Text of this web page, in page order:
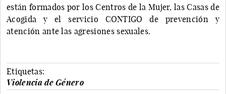
están formados por los Centros de la Mujer, las Casas de
Acogida y el servicio CONTIGO de prevención y
atención ante las agresiones sexuales.
Etiquetas:
Violencia de Género